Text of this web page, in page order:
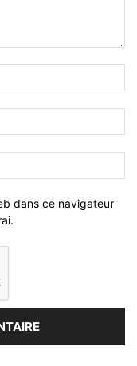
dans ce navigateur